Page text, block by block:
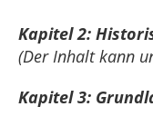
Kapitel 2:
(Der Inhalt kann
Kapitel 3: